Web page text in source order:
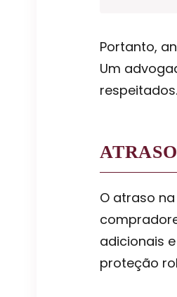
Portanto,
Um
respeitados.
O atraso
adicionais
proteção